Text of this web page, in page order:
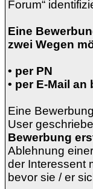
Forum“
Eine
zwei Wegen
• per PN
• per E-Mail
Eine
User
Bewerbung
Ablehnung
der Interessent
bevor sie / er